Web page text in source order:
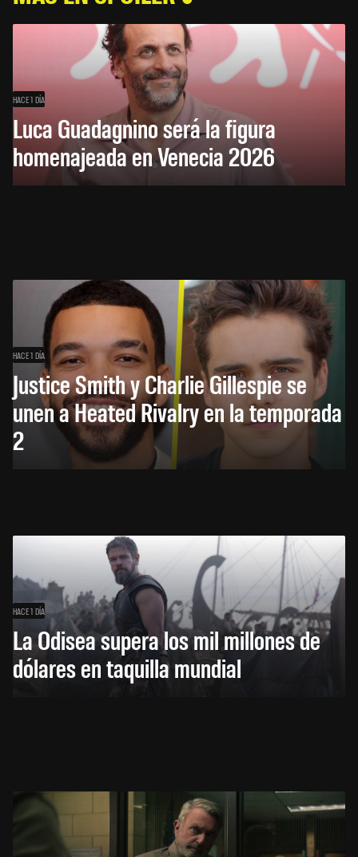
HACE 1 DÍA
Luca Guadagnino será la figura
homenajeada en Venecia 2026
HACE 1 DÍA
Justice Smith y Charlie Gillespie se
unen a Heated Rivalry en la temporada
2
HACE 1 DÍA
La Odisea supera los mil millones de
dólares en taquilla mundial